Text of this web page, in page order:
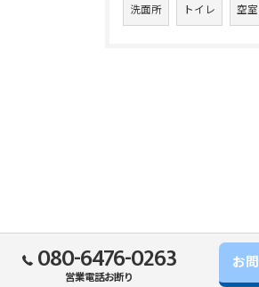
洗面所 トイレ 空室
080-6476-0263
営業電話お断り
お